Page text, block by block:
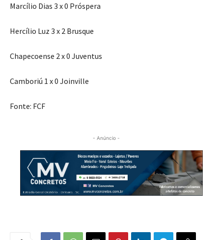
Marcílio Dias 3 x 0 Próspera
Hercílio Luz 3 x 2 Brusque
Chapecoense 2 x 0 Juventus
Camboriú 1 x 0 Joinville
Fonte: FCF
- Anúncio -